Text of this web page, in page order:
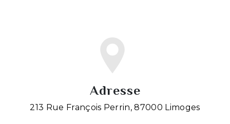
Adresse
213 Rue François Perrin, 87000 Limoges